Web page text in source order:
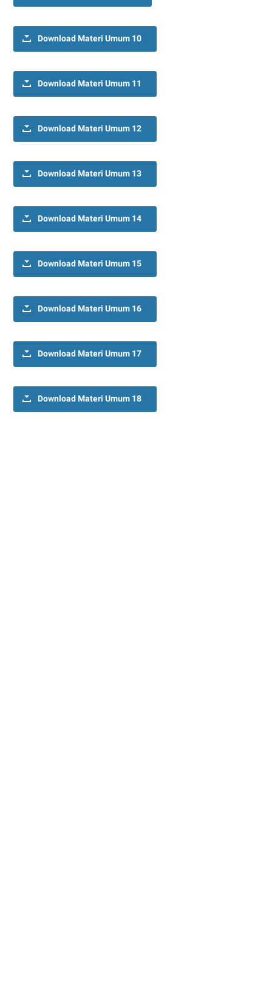
Download Materi Umum 10
Download Materi Umum 11
Download Materi Umum 12
Download Materi Umum 13
Download Materi Umum 14
Download Materi Umum 15
Download Materi Umum 16
Download Materi Umum 17
Download Materi Umum 18